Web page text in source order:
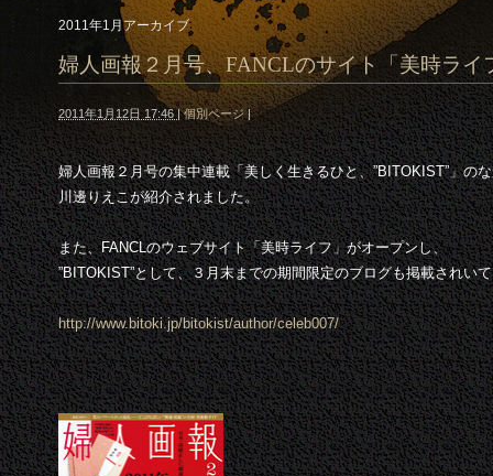
2011年1月アーカイブ
婦人画報２月号、FANCLのサイト「美時ライ
2011年1月12日 17:46| 個別ページ |
婦人画報２月号の集中連載「美しく生きるひと、”BITOKIST”」の
川邊りえこが紹介されました。
また、FANCLのウェブサイト「美時ライフ」がオープンし、
”BITOKIST”として、３月末までの期間限定のブログも掲載されい
http://www.bitoki.jp/bitokist/author/celeb007/